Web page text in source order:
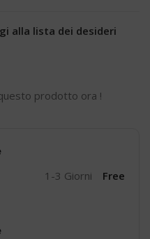
alla lista dei desideri
prodotto ora !
1-3 Giorni Free